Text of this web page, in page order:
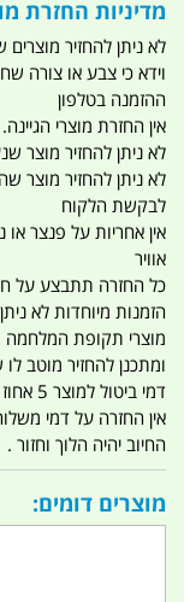
מדיניות החזרת
לא ניתן להחזיר
וידא כי צבע או צורה
ההזמנה בטלפון
אין החזרת מוצרי
לא ניתן להחזיר מוצר
לא ניתן להחזיר מוצר
לבקשת הלקוח
אין אחריות על פנצר או
אוויר
כל החזרה תתבצע על
הזמנות מיוחדות לא
מוצרי תקופת המלחמה
ומתכנן להחזיר מוטב לו
דמי ביטול למוצר 5 אחוז
אין החזרה על דמי
החיוב יהיה הלוך וחזור .
מוצרים דומים: